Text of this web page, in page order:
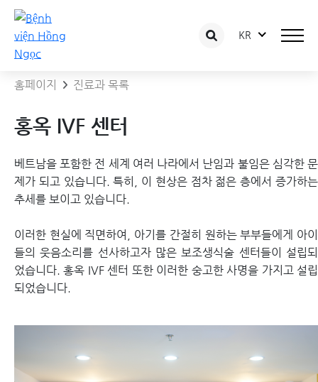
KR
홍옥 IVF 센터
홈페이지 진료과 목록
홍옥 IVF 센터
베트남을 포함한 전 세계 여러 나라에서 난임과 불임은 심각한 문
제가 되고 있습니다. 특히, 이 현상은 점차 젊은 층에서 증가하는
추세를 보이고 있습니다.
이러한 현실에 직면하여, 아기를 간절히 원하는 부부들에게 아이
들의 웃음소리를 선사하고자 많은 보조생식술 센터들이 설립되
었습니다. 홍옥 IVF 센터 또한 이러한 숭고한 사명을 가지고 설립
되었습니다.